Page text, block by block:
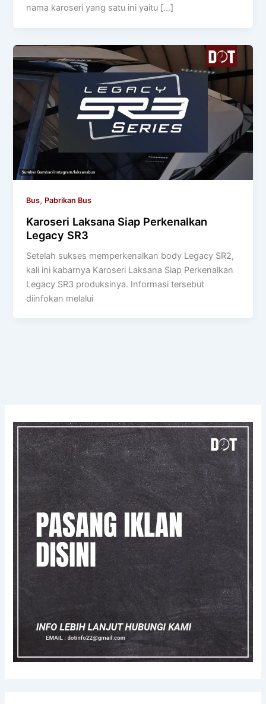
nama karoseri yang satu ini yaitu […]
Bus, Pabrikan Bus
Karoseri Laksana Siap Perkenalkan
Legacy SR3
Setelah sukses memperkenalkan body Legacy SR2,
kali ini kabarnya Karoseri Laksana Siap Perkenalkan
Legacy SR3 produksinya. Informasi tersebut
diinfokan melalui